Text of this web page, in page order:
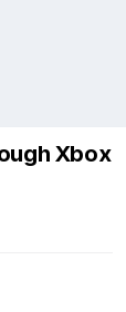
Xbox